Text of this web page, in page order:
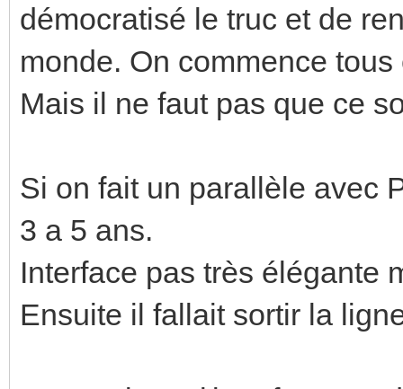
démocratisé le truc et de
monde. On commence
Mais il ne faut pas que ce
Si on fait un parallèle avec
3 a 5 ans.
Interface pas très élégante
Ensuite il fallait sortir la